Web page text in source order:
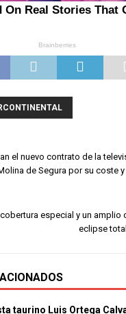
el nuevo contrato de la
de Segura por su coste
cobertura especial y un amplio
eclipse
taurino Luis Ortega